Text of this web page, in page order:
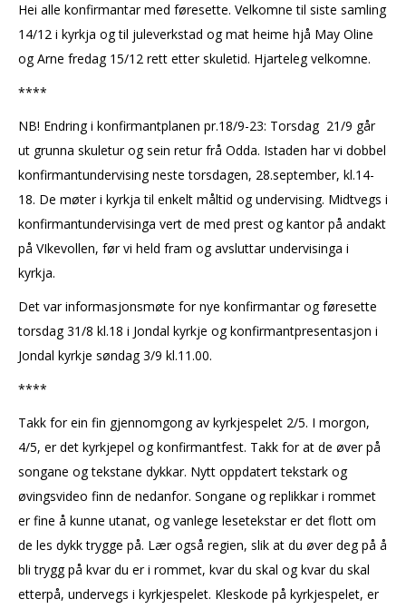
Hei alle konfirmantar med føresette. Velkomne til siste samling
14/12 i kyrkja og til juleverkstad og mat heime hjå May Oline
og Arne fredag 15/12 rett etter skuletid. Hjarteleg velkomne.
****
NB! Endring i konfirmantplanen pr.18/9-23: Torsdag 21/9 går
ut grunna skuletur og sein retur frå Odda. Istaden har vi dobbel
konfirmantundervising neste torsdagen, 28.september, kl.14-
18. De møter i kyrkja til enkelt måltid og undervising. Midtvegs i
konfirmantundervisinga vert de med prest og kantor på andakt
på VIkevollen, før vi held fram og avsluttar undervisinga i
kyrkja.
Det var informasjonsmøte for nye konfirmantar og føresette
torsdag 31/8 kl.18 i Jondal kyrkje og konfirmantpresentasjon i
Jondal kyrkje søndag 3/9 kl.11.00.
****
Takk for ein fin gjennomgong av kyrkjespelet 2/5. I morgon,
4/5, er det kyrkjepel og konfirmantfest. Takk for at de øver på
songane og tekstane dykkar. Nytt oppdatert tekstark og
øvingsvideo finn de nedanfor. Songane og replikkar i rommet
er fine å kunne utanat, og vanlege lesetekstar er det flott om
de les dykk trygge på. Lær også regien, slik at du øver deg på å
bli trygg på kvar du er i rommet, kvar du skal og kvar du skal
etterpå, undervegs i kyrkjespelet. Kleskode på kyrkjespelet, er